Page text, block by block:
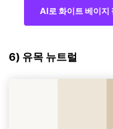
AI로 화이트 베이지
6) 유목 뉴트럴